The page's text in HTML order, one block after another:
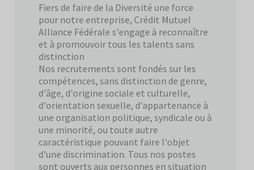
Fiers de faire de la Diversité une force
pour notre entreprise, Crédit Mutuel
Alliance Fédérale s'engage à reconnaître
et à promouvoir tous les talents sans
distinction
Nos recrutements sont fondés sur les
compétences, sans distinction de genre,
d'âge, d'origine sociale et culturelle,
d'orientation sexuelle, d'appartenance à
une organisation politique, syndicale ou à
une minorité, ou toute autre
caractéristique pouvant faire l'objet
d'une discrimination. Tous nos postes
sont ouverts aux personnes en situation